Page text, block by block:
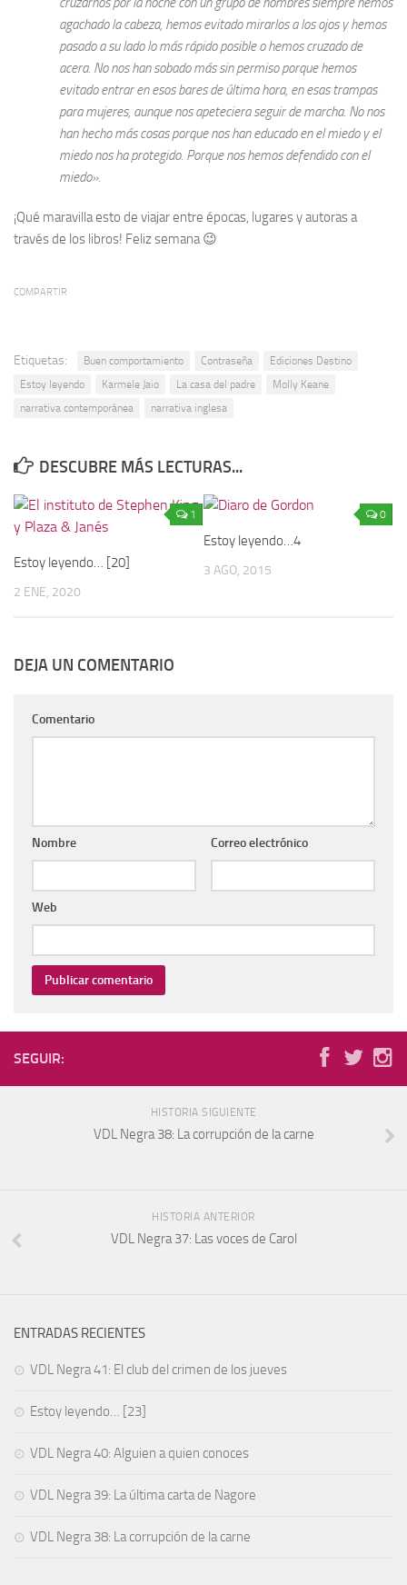
agachado la cabeza, hemos evitado mirarlos a los ojos y hemos
pasado a su lado lo más rápido posible o hemos cruzado de
acera. No nos han sobado más sin permiso porque hemos
evitado entrar en esos bares de última hora, en esas trampas
para mujeres, aunque nos apeteciera seguir de marcha. No nos
han hecho más cosas porque nos han educado en el miedo y el
miedo nos ha protegido. Porque nos hemos defendido con el
miedo».
¡Qué maravilla esto de viajar entre épocas, lugares y autoras a
través de los libros! Feliz semana 😉
COMPARTIR
Etiquetas: Buen comportamiento Contraseña
Ediciones Destino
Estoy leyendo
Karmele Jaio La casa del padre
Molly Keane
narrativa contemporánea
narrativa inglesa
DESCUBRE MÁS LECTURAS...
1
Estoy leyendo… [20]
2 ENE, 2020
0
Estoy leyendo…4
3 AGO, 2015
DEJA UN COMENTARIO
Comentario
Nombre Correo electrónico
Web
SEGUIR:
HISTORIA SIGUIENTE
VDL Negra 38: La corrupción de la carne
HISTORIA ANTERIOR
VDL Negra 37: Las voces de Carol
ENTRADAS RECIENTES
VDL Negra 41: El club del crimen de los jueves
Estoy leyendo… [23]
VDL Negra 40: Alguien a quien conoces
VDL Negra 39: La última carta de Nagore
VDL Negra 38: La corrupción de la carne